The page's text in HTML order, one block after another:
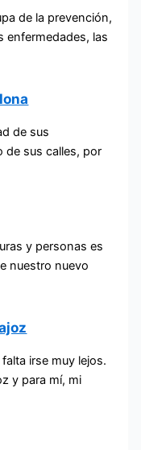
de la prevención,
enfermedades, las
de sus
de sus calles, por
y personas es
nuestro nuevo
irse muy lejos.
y para mí, mi